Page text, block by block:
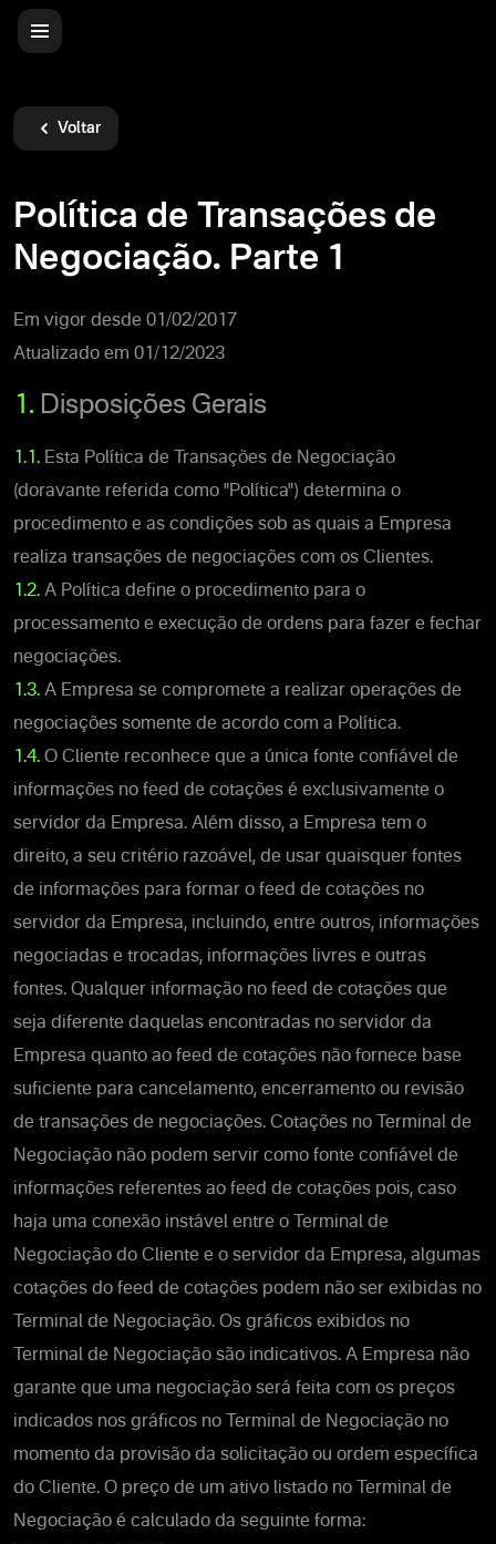
Voltar
Política de Transações de
Negociação. Parte 1
Em vigor desde 01/02/2017
Atualizado em 01/12/2023
1. Disposições Gerais
1.1. Esta Política de Transações de Negociação
(doravante referida como "Política") determina o
procedimento e as condições sob as quais a Empresa
realiza transações de negociações com os Clientes.
1.2. A Política define o procedimento para o
processamento e execução de ordens para fazer e fechar
negociações.
1.3. A Empresa se compromete a realizar operações de
negociações somente de acordo com a Política.
1.4. O Cliente reconhece que a única fonte confiável de
informações no feed de cotações é exclusivamente o
servidor da Empresa. Além disso, a Empresa tem o
direito, a seu critério razoável, de usar quaisquer fontes
de informações para formar o feed de cotações no
servidor da Empresa, incluindo, entre outros, informações
negociadas e trocadas, informações livres e outras
fontes. Qualquer informação no feed de cotações que
seja diferente daquelas encontradas no servidor da
Empresa quanto ao feed de cotações não fornece base
suficiente para cancelamento, encerramento ou revisão
de transações de negociações. Cotações no Terminal de
Negociação não podem servir como fonte confiável de
informações referentes ao feed de cotações pois, caso
haja uma conexão instável entre o Terminal de
Negociação do Cliente e o servidor da Empresa, algumas
cotações do feed de cotações podem não ser exibidas no
Terminal de Negociação. Os gráficos exibidos no
Terminal de Negociação são indicativos. A Empresa não
garante que uma negociação será feita com os preços
indicados nos gráficos no Terminal de Negociação no
momento da provisão da solicitação ou ordem específica
do Cliente. O preço de um ativo listado no Terminal de
Negociação é calculado da seguinte forma: